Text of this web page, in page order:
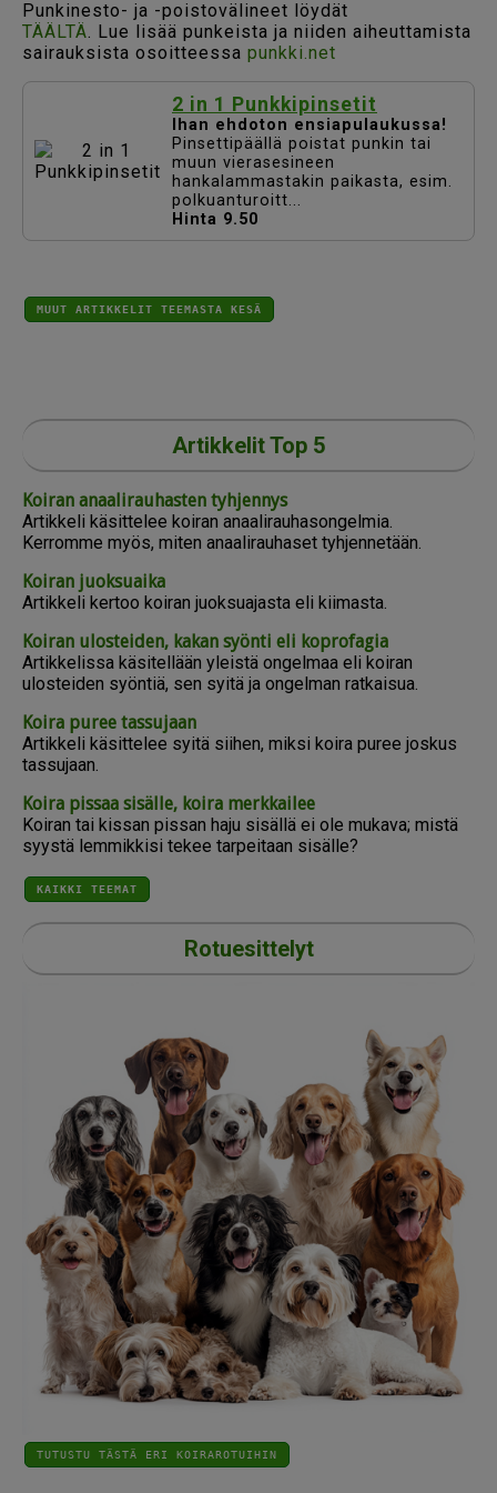
Punkinesto- ja -poistovälineet löydät
TÄÄLTÄ. Lue lisää punkeista ja niiden aiheuttamista
sairauksista osoitteessa punkki.net
2 in 1 Punkkipinsetit
Ihan ehdoton ensiapulaukussa!
Pinsettipäällä poistat punkin tai
muun vierasesineen
hankalammastakin paikasta, esim.
polkuanturoitt...
Hinta 9.50
MUUT ARTIKKELIT TEEMASTA KESÄ
Artikkelit Top 5
Koiran anaalirauhasten tyhjennys
Artikkeli käsittelee koiran anaalirauhasongelmia.
Kerromme myös, miten anaalirauhaset tyhjennetään.
Koiran juoksuaika
Artikkeli kertoo koiran juoksuajasta eli kiimasta.
Koiran ulosteiden, kakan syönti eli koprofagia
Artikkelissa käsitellään yleistä ongelmaa eli koiran
ulosteiden syöntiä, sen syitä ja ongelman ratkaisua.
Koira puree tassujaan
Artikkeli käsittelee syitä siihen, miksi koira puree joskus
tassujaan.
Koira pissaa sisälle, koira merkkailee
Koiran tai kissan pissan haju sisällä ei ole mukava; mistä
syystä lemmikkisi tekee tarpeitaan sisälle?
KAIKKI TEEMAT
Rotuesittelyt
TUTUSTU TÄSTÄ ERI KOIRAROTUIHIN